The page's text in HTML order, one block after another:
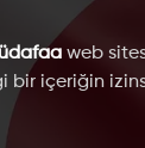
web
bir içeriğin